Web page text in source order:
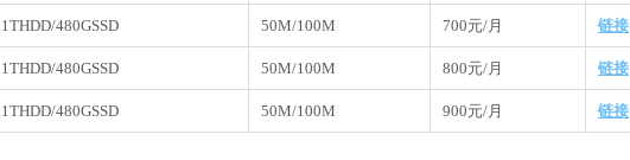
1THDD/480GSSD 50M/100M 700元/月 链接
1THDD/480GSSD 50M/100M 800元/月 链接
1THDD/480GSSD 50M/100M 900元/月 链接